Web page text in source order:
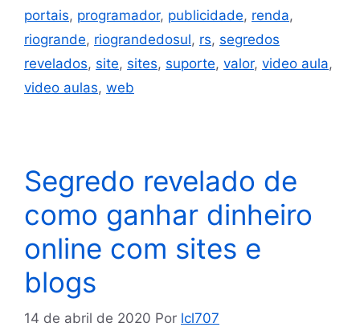
portais, programador, publicidade, renda,
riogrande, riograndedosul, rs, segredos
revelados, site, sites, suporte, valor, video aula,
video aulas, web
Segredo revelado de
como ganhar dinheiro
online com sites e
blogs
14 de abril de 2020 Por lcl707